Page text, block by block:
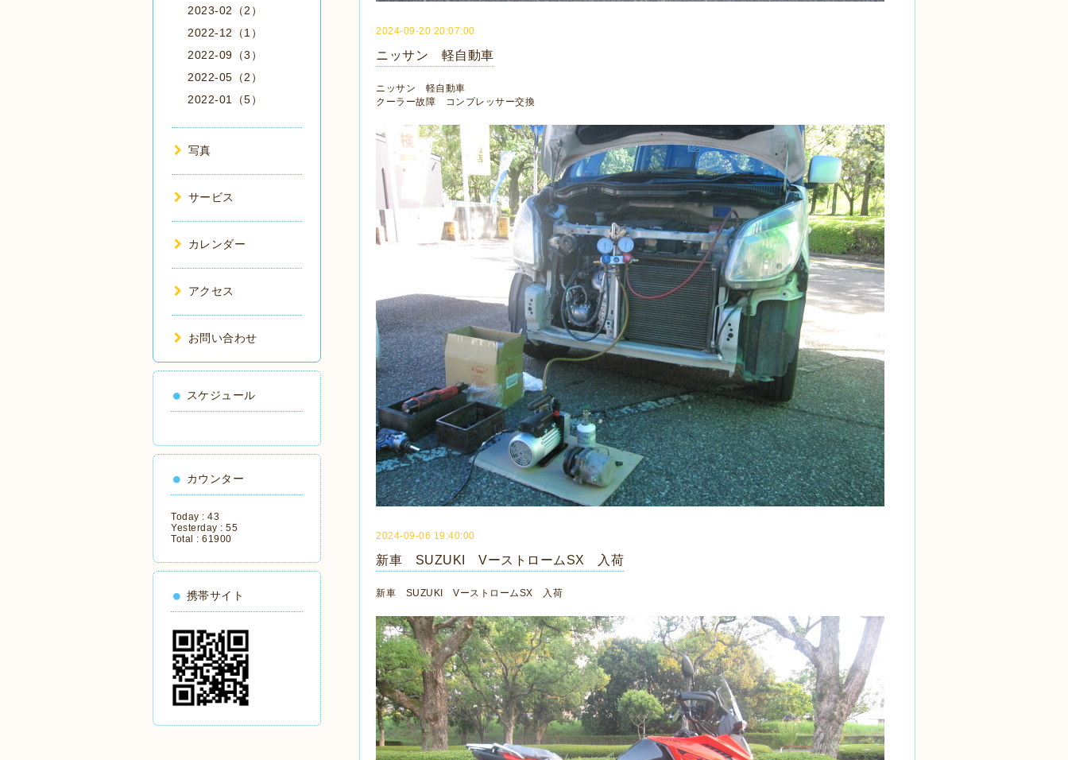
2024-09-20 20:07:00
ニッサン 軽自動車
ニッサン 軽自動車
クーラー故障 コンプレッサー交換
2024-09-06 19:40:00
新車 SUZUKI VーストロームSX 入荷
新車 SUZUKI VーストロームSX 入荷
2023-02（2）
2022-12（1）
2022-09（3）
2022-05（2）
2022-01（5）
写真
サービス
カレンダー
アクセス
お問い合わせ
スケジュール
カウンター
Today : 43
Yesterday : 55
Total : 61900
携帯サイト